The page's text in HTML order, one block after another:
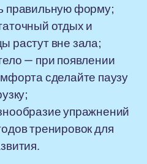
правильную форму;
отдых и
растут вне зала;
— при появлении
сделайте паузу
упражнений
тренировок для